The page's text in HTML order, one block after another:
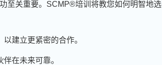
至关重要。SCMP®培训将教您如何明智地选
建立更紧密的合作。
在未来可靠。